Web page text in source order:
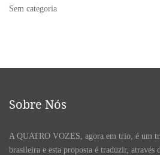
Sem categoria
Sobre Nós
A QUATRO VOZES, agora em trio, é um
brasileira e esta proposta é traduzir, através